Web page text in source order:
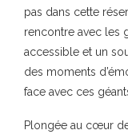
pas dans cette
rencontre avec les
accessible et un
des moments
face avec ces
Plongée au cœur